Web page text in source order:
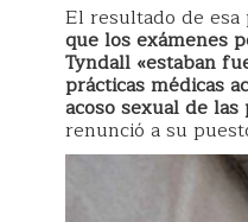
El resultado de
que los exámenes
Tyndall «estaban
prácticas médicas
acoso sexual de las
renunció a su